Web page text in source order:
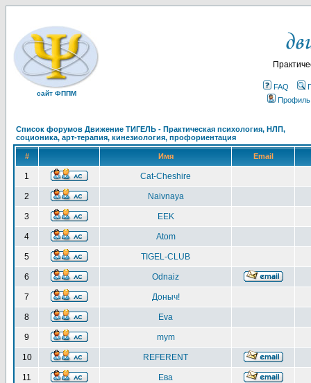
сайт ФППМ
FAQ
Профиль
Список форумов Движение ТИГЕЛЬ - Практическая психология, НЛП,
соционика, арт-терапия, кинезиология, профориентация
# Имя Email
1 Cat-Cheshire
2 Naivnaya
3 EEK
4 Atom
5 TIGEL-CLUB
6 Odnaiz
7 Доныч!
8 Eva
9 mym
10 REFERENT
11 Ева